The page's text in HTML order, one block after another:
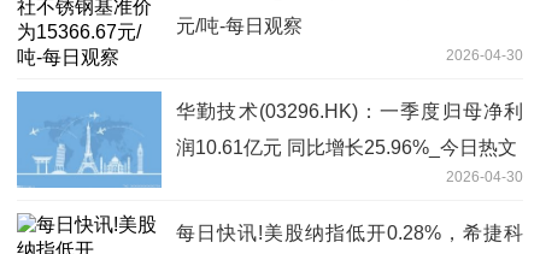
元/吨-每日观察
2026-04-30
华勤技术(03296.HK)：一季度归母净利
润10.61亿元 同比增长25.96%_今日热文
2026-04-30
每日快讯!美股纳指低开0.28%，希捷科